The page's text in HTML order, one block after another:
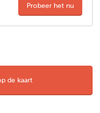
Probeer het nu
de kaart